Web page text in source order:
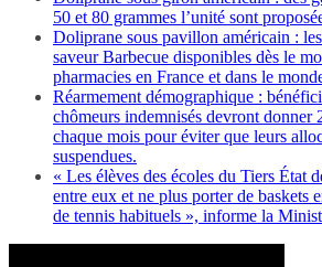
50 et 80 grammes l’unité sont
Doliprane sous pavillon américain :
saveur Barbecue disponibles dès le
pharmacies en France et dans le
Réarmement démographique :
chômeurs indemnisés devront donner
chaque mois pour éviter que leurs
suspendues.
« Les élèves des écoles du Tiers État
entre eux et ne plus porter de baskets
de tennis habituels », informe la